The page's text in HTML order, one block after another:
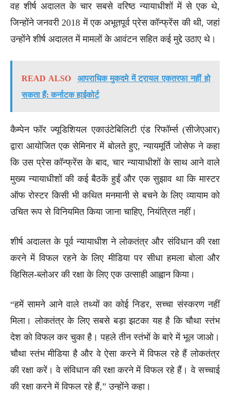
वह शीर्ष अदालत के चार सबसे वरिष्ठ न्यायाधीशों में से एक थे,
जिन्होंने जनवरी 2018 में एक अभूतपूर्व प्रेस कॉन्फ्रेंस की थी, जहां
उन्होंने शीर्ष अदालत में मामलों के आवंटन सहित कई मुद्दे उठाए थे।
READ ALSO
आपराधिक मुकदमे में ट्रायल एकतरफा नहीं हो
सकता हैं: कर्नाटक हाईकोर्ट
कैम्पेन फॉर ज्यूडिशियल एकाउंटेबिलिटी एंड रिफॉर्म्स (सीजेएआर)
द्वारा आयोजित एक सेमिनार में बोलते हुए, न्यायमूर्ति जोसेफ ने कहा
कि उस प्रेस कॉन्फ्रेंस के बाद, चार न्यायाधीशों के साथ आने वाले
मुख्य न्यायाधीशों की कई बैठकें हुईं और एक सुझाव था कि मास्टर
ऑफ रोस्टर किसी भी कथित मनमानी से बचने के लिए व्यायाम को
उचित रूप से विनियमित किया जाना चाहिए, नियंत्रित नहीं।
शीर्ष अदालत के पूर्व न्यायाधीश ने लोकतंत्र और संविधान की रक्षा
करने में विफल रहने के लिए मीडिया पर सीधा हमला बोला और
व्हिसिल-ब्लोअर की रक्षा के लिए एक उत्साही आह्वान किया।
“हमें सामने आने वाले तथ्यों का कोई निडर, सच्चा संस्करण नहीं
मिला। लोकतंत्र के लिए सबसे बड़ा झटका यह है कि चौथा स्तंभ
देश को विफल कर चुका है। पहले तीन स्तंभों के बारे में भूल जाओ।
चौथा स्तंभ मीडिया है और वे ऐसा करने में विफल रहे हैं लोकतंत्र
की रक्षा करें। वे संविधान की रक्षा करने में विफल रहे हैं। वे सच्चाई
की रक्षा करने में विफल रहे हैं,” उन्होंने कहा।